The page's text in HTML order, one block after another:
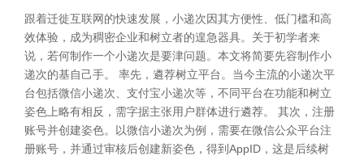
跟着迁徙互联网的快速发展，小递次因其方便性、低门槛和高
效体验，成为稠密企业和树立者的遑急器具。关于初学者来
说，若何制作一个小递次是要津问题。本文将简要先容制作小
递次的基自己手。 率先，遴荐树立平台。当今主流的小递次平
台包括微信小递次、支付宝小递次等，不同平台在功能和树立
姿色上略有相反，需字据主张用户群体进行遴荐。 其次，注册
账号并创建姿色。以微信小递次为例，需要在微信公众平台注
册账号，并通过审核后创建新姿色，得到AppID，这是后续树